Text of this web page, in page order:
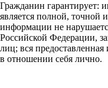
Гражданин гарантирует:
является полной, точной
информации не
Российской Федерации,
лиц; вся
в отношении себя лично.